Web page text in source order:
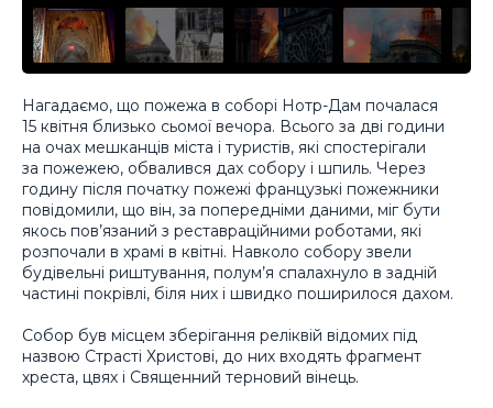
Нагадаємо, що пожежа в соборі Нотр-Дам почалася
15 квітня близько сьомої вечора. Всього за дві години
на очах мешканців міста і туристів, які спостерігали
за пожежею, обвалився дах собору і шпиль. Через
годину після початку пожежі французькі пожежники
повідомили, що він, за попередніми даними, міг бути
якось пов’язаний з реставраційними роботами, які
розпочали в храмі в квітні. Навколо собору звели
будівельні риштування, полум’я спалахнуло в задній
частині покрівлі, біля них і швидко поширилося дахом.
Собор був місцем зберігання реліквій відомих під
назвою Страсті Христові, до них входять фрагмент
хреста, цвях і Священний терновий вінець.